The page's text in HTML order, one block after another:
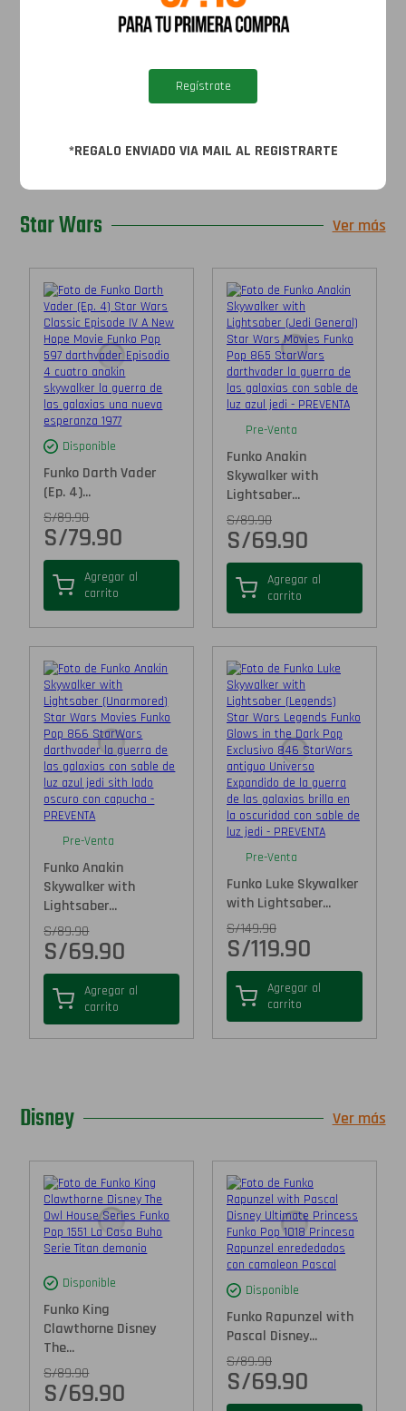
Regístrate
*REGALO ENVIADO VIA MAIL AL REGISTRARTE
(Diana Prince)...
(Gris...
S/119.90
Star Wars Ver más
Disponible
Funko Darth Vader
(Ep. 4)...
S/89.90
S/79.90
Agregar al
carrito
Pre-Venta
Funko Anakin
Skywalker with
Lightsaber...
S/89.90
S/69.90
Agregar al
carrito
Pre-Venta
Funko Anakin
Skywalker with
Lightsaber...
S/89.90
S/69.90
Agregar al
carrito
Pre-Venta
Funko Luke Skywalker
with Lightsaber...
S/149.90
S/119.90
Agregar al
carrito
Disney Ver más
Disponible
Funko King
Clawthorne Disney
The...
S/89.90
S/69.90
Disponible
Funko Rapunzel with
Pascal Disney...
S/89.90
S/69.90